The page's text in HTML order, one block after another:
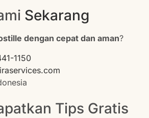
Sekarang
dengan cepat dan aman?
1150
Tips Gratis